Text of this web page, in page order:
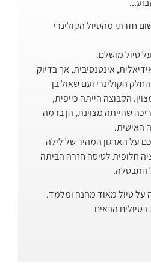
חזרתי מהטיול הקולינרי
טיול מושלם.
אינטנסיבית, אך בדיוק
הקולינרי ועם שאול בן
הקבוצה הייתה כייפית,
שהייתה מצוינת, הן ברמה
האישית.
על הארגון המהיר של לילה
חלופית לטיסה חזרה הביתה
התבטלה.
על טיול מאוד מהנה ומלמד.
הבאים